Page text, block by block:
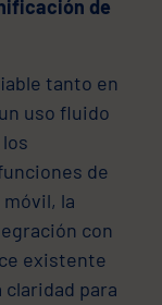
de
tanto en
uso fluido
de
la
con
existente
claridad para